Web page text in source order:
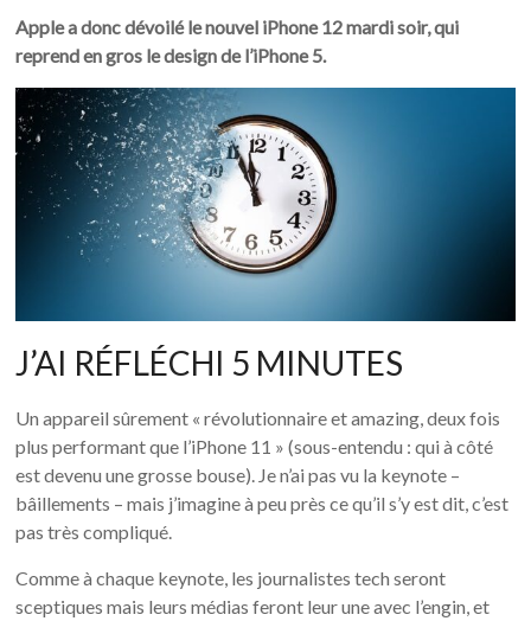
Apple a donc dévoilé le nouvel iPhone 12 mardi soir, qui
reprend en gros le design de l’iPhone 5.
J’AI RÉFLÉCHI 5 MINUTES
Un appareil sûrement « révolutionnaire et amazing, deux fois
plus performant que l’iPhone 11 » (sous-entendu : qui à côté
est devenu une grosse bouse). Je n’ai pas vu la keynote –
bâillements – mais j’imagine à peu près ce qu’il s’y est dit, c’est
pas très compliqué.
Comme à chaque keynote, les journalistes tech seront
sceptiques mais leurs médias feront leur une avec l’engin, et